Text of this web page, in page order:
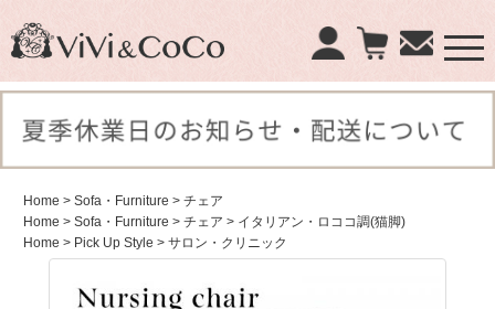
Home > Sofa・Furniture > チェア
Home > Sofa・Furniture > チェア > イタリアン・ロココ調(猫脚)
Home > Pick Up Style > サロン・クリニック
×
商品検索：